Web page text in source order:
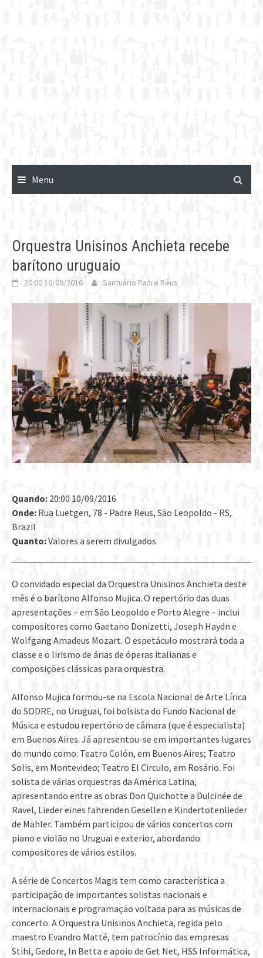
Menu
Orquestra Unisinos Anchieta recebe
barítono uruguaio
20:00 10/09/2016 Santuário Padre Réus
Quando: 20:00 10/09/2016
Onde: Rua Luetgen, 78 - Padre Reus, São Leopoldo - RS,
Brazil
Quanto:Valores a serem divulgados
O convidado especial da Orquestra Unisinos Anchieta deste
mês é o barítono Alfonso Mujica. O repertório das duas
apresentações – em São Leopoldo e Porto Alegre – inclui
compositores como Gaetano Donizetti, Joseph Haydn e
Wolfgang Amadeus Mozart. O espetáculo mostrará toda a
classe e o lirismo de árias de óperas italianas e
composições clássicas para orquestra.
Alfonso Mujica formou-se na Escola Nacional de Arte Lírica
do SODRE, no Uruguai, foi bolsista do Fundo Nacional de
Música e estudou repertório de câmara (que é especialista)
em Buenos Aires. Já apresentou-se em importantes lugares
do mundo como: Teatro Colón, em Buenos Aires; Teatro
Solis, em Montevideo; Teatro El Circulo, em Rosário. Foi
solista de várias orquestras da América Latina,
apresentando entre as obras Don Quichotte a Dulcinée de
Ravel, Lieder eines fahrenden Gesellen e Kindertotenlieder
de Mahler. Também participou de vários concertos com
piano e violão no Uruguai e exterior, abordando
compositores de vários estilos.
A série de Concertos Magis tem como característica a
participação de importantes solistas nacionais e
internacionais e programação voltada para as músicas de
concerto. A Orquestra Unisinos Anchieta, regida pelo
maestro Evandro Matté, tem patrocínio das empresas
Stihl, Gedore, In Betta e apoio de Get Net, HSS Informática,